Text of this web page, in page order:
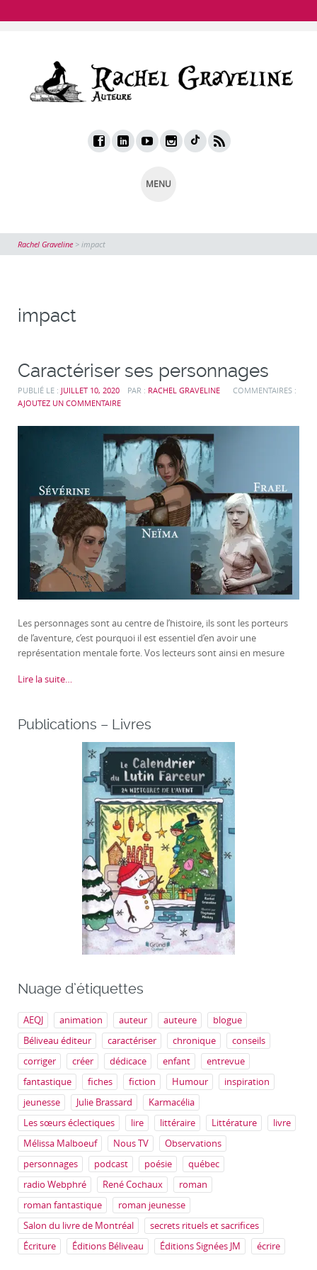
MENU
Rachel Graveline > impact
impact
Caractériser ses personnages
PUBLIÉ LE : JUILLET 10, 2020 PAR : RACHEL GRAVELINE
COMMENTAIRES :
AJOUTEZ UN COMMENTAIRE
Les personnages sont au centre de l’histoire, ils sont les porteurs
de l’aventure, c’est pourquoi il est essentiel d’en avoir une
représentation mentale forte. Vos lecteurs sont ainsi en mesure
Lire la suite…
Publications – Livres
Nuage d’étiquettes
AEQJ animation auteur auteure
blogue
Béliveau éditeur
caractériser chronique
conseils
corriger
créer dédicace enfant
entrevue
fantastique
fiches fiction Humour
inspiration
jeunesse
Julie Brassard
Karmacélia
Les sœurs éclectiques
lire littéraire Littérature
livre
Mélissa Malboeuf
Nous TV
Observations
personnages
podcast poésie
québec
radio Webphré
René Cochaux
roman
roman fantastique
roman jeunesse
Salon du livre de Montréal
secrets rituels et sacrifices
Écriture
Éditions Béliveau Éditions Signées JM écrire